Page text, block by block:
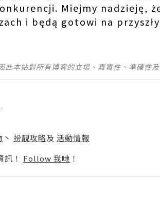
Miejmy nadzieję,
i będą gotowi na
本站對所有博客的立場、真實性、準確性
丶 扮靚攻略及 活動情報
！ Follow 我哋 ！